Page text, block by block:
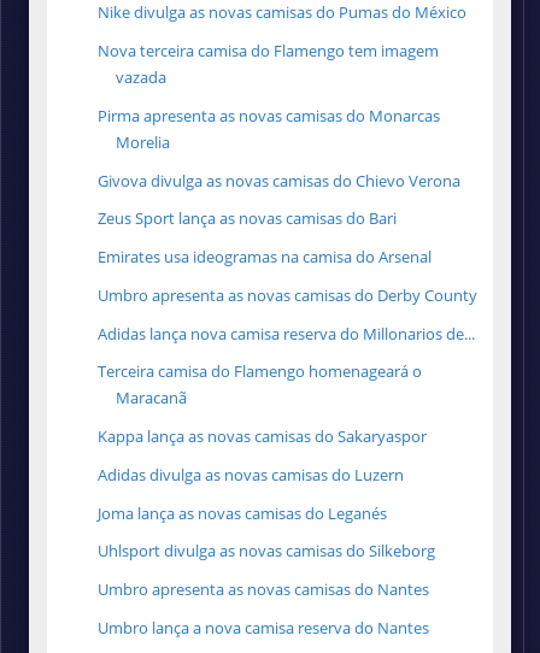
Nike divulga as novas camisas do Pumas do México
Nova terceira camisa do Flamengo tem imagem
vazada
Pirma apresenta as novas camisas do Monarcas
Morelia
Givova divulga as novas camisas do Chievo Verona
Zeus Sport lança as novas camisas do Bari
Emirates usa ideogramas na camisa do Arsenal
Umbro apresenta as novas camisas do Derby County
Adidas lança nova camisa reserva do Millonarios de...
Terceira camisa do Flamengo homenageará o
Maracanã
Kappa lança as novas camisas do Sakaryaspor
Adidas divulga as novas camisas do Luzern
Joma lança as novas camisas do Leganés
Uhlsport divulga as novas camisas do Silkeborg
Umbro apresenta as novas camisas do Nantes
Umbro lança a nova camisa reserva do Nantes